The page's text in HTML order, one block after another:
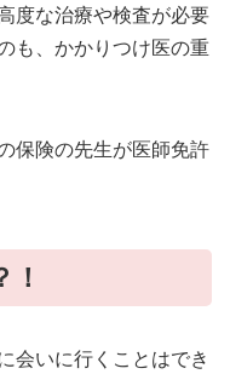
度な治療や検査が必要
も、かかりつけ医の重
保険の先生が医師免許
会いに行くことはでき